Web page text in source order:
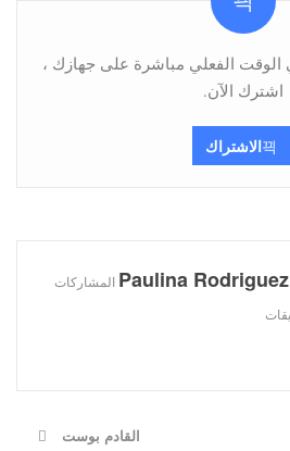
الفعلي مباشرة على جهازك ،
اشترك الآن.
الاشتراك
Paulina Rodriguez
القادم بوست